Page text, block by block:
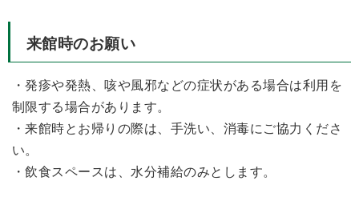
来館時のお願い
・発疹や発熱、咳や風邪などの症状がある場合は利用を
制限する場合があります。
・来館時とお帰りの際は、手洗い、消毒にご協力くださ
い。
・飲食スペースは、水分補給のみとします。